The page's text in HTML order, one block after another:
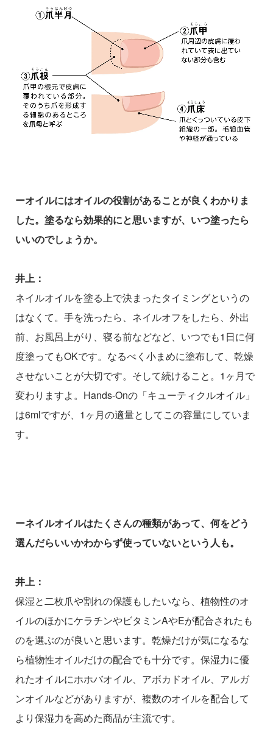
ーオイルにはオイルの役割があることが良くわかりま
した。塗るなら効果的にと思いますが、いつ塗ったら
いいのでしょうか。
井上：
ネイルオイルを塗る上で決まったタイミングというの
はなくて。手を洗ったら、ネイルオフをしたら、外出
前、お風呂上がり、寝る前などなど、いつでも1日に何
度塗ってもOKです。なるべく小まめに塗布して、乾燥
させないことが大切です。そして続けること。1ヶ月で
変わりますよ。Hands-Onの「キューティクルオイル」
は6mlですが、1ヶ月の適量としてこの容量にしていま
す。
ーネイルオイルはたくさんの種類があって、何をどう
選んだらいいかわからず使っていないという人も。
井上：
保湿と二枚爪や割れの保護もしたいなら、植物性のオ
イルのほかにケラチンやビタミンAやEが配合されたも
のを選ぶのが良いと思います。乾燥だけが気になるな
ら植物性オイルだけの配合でも十分です。保湿力に優
れたオイルにホホバオイル、アボカドオイル、アルガ
ンオイルなどがありますが、複数のオイルを配合して
より保湿力を高めた商品が主流です。